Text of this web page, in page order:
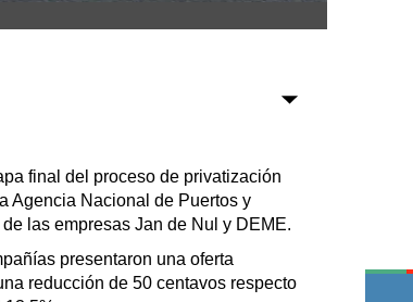
de urgencia
final del proceso de privatización
Agencia Nacional de Puertos y
las empresas Jan de Nul y DEME.
presentaron una oferta
reducción de 50 centavos respecto